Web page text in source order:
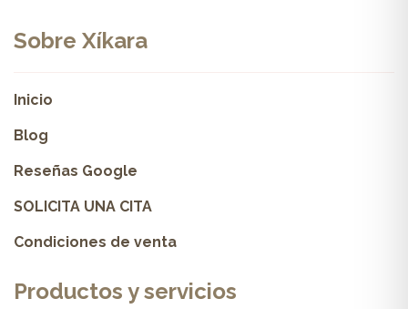
Sobre Xíkara
Inicio
Blog
Reseñas Google
SOLICITA UNA CITA
Condiciones de venta
Productos y servicios